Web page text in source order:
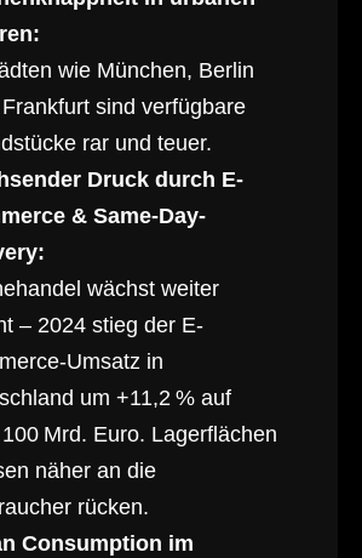
wie München, Berlin
sind verfügbare
rar und teuer.
Druck durch E-
& Same-Day-
wächst weiter
– 2024 stieg der E-
Umsatz in
um +11,2 % auf
Mrd. Euro. Lagerflächen
näher an die
rücken.
Consumption im